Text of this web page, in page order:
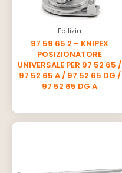
Edilizia
97 59 65 2 – KNIPEX
POSIZIONATORE
UNIVERSALE PER 97 52 65 /
97 52 65 A / 97 52 65 DG /
97 52 65 DG A